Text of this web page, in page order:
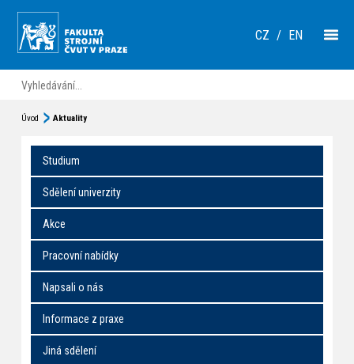
CZ / EN
Úvod Aktuality
Studium
Sdělení univerzity
Akce
Pracovní nabídky
Napsali o nás
Informace z praxe
Jiná sdělení